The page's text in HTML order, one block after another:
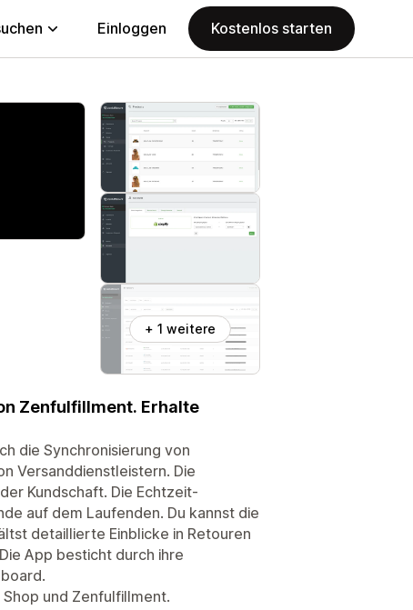
Einloggen Kostenlos starten
+ 1 weitere
Zenfulfillment. Erhalte
die Synchronisierung von
Versanddienstleistern. Die
Kundschaft. Die Echtzeit-
auf dem Laufenden. Du kannst die
detaillierte Einblicke in Retouren
App besticht durch ihre
und Zenfulfillment.